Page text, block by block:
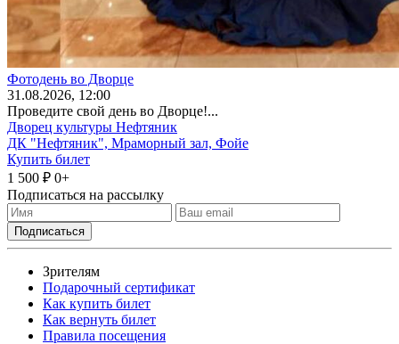
Фотодень во Дворце
31 .08.2026, 12:00
Проведите свой день во Дворце!...
Дворец культуры Нефтяник
ДК "Нефтяник", Мраморный зал, Фойе
Купить билет
1 500 ₽ 0+
Подписаться на рассылку
Зрителям
Подарочный сертификат
Как купить билет
Как вернуть билет
Правила посещения